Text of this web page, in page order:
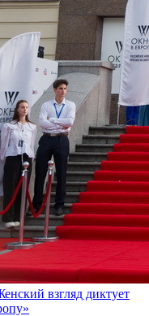
взгляд диктует